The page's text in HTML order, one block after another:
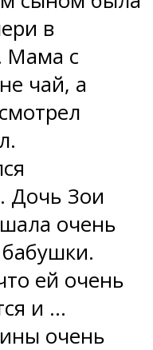
в
Мама с
чай, а
Дочь Зои
очень
ей очень
и …
очень